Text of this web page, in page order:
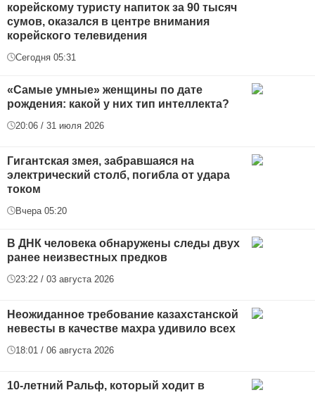
корейскому туристу напиток за 90 тысяч
сумов, оказался в центре внимания
корейского телевидения
Сегодня 05:31
«Самые умные» женщины по дате
рождения: какой у них тип интеллекта?
20:06 / 31 июля 2026
Гигантская змея, забравшаяся на
электрический столб, погибла от удара
током
Вчера 05:20
В ДНК человека обнаружены следы двух
ранее неизвестных предков
23:22 / 03 августа 2026
Неожиданное требование казахстанской
невесты в качестве махра удивило всех
18:01 / 06 августа 2026
10-летний Ральф, который ходит в